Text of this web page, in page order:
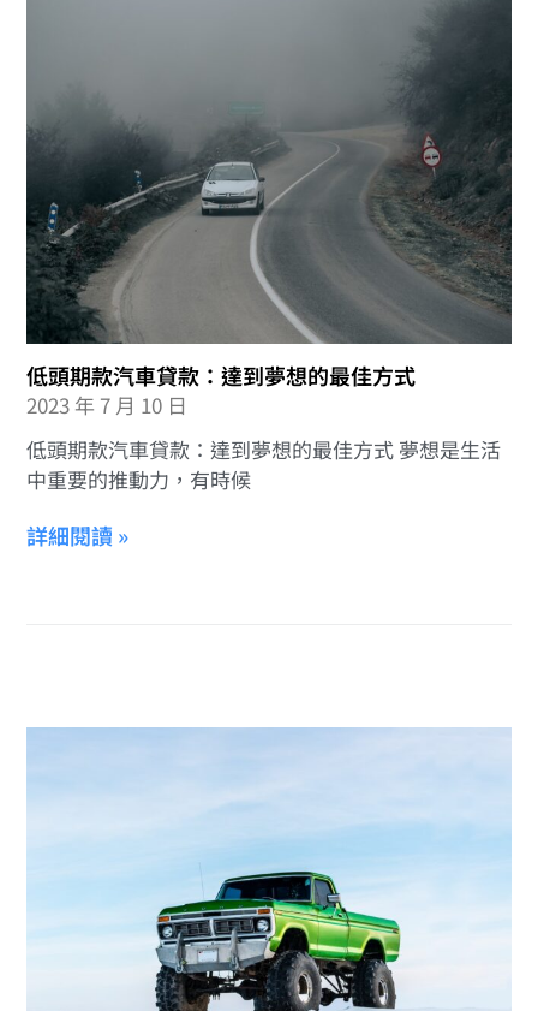
低頭期款汽車貸款：達到夢想的最佳方式
2023 年 7 月 10 日
低頭期款汽車貸款：達到夢想的最佳方式 夢想是生活
中重要的推動力，有時候
詳細閱讀 »